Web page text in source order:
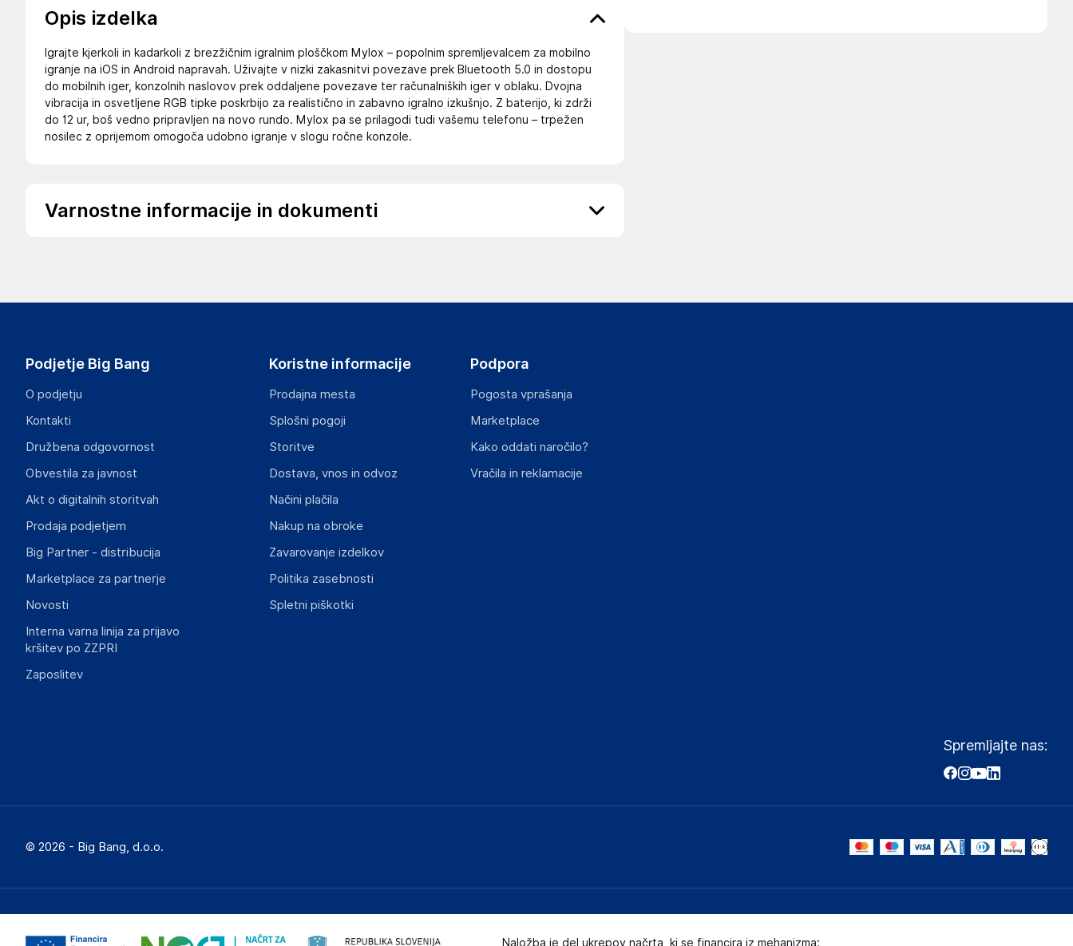
Opis izdelka
Igrajte kjerkoli in kadarkoli z brezžičnim igralnim ploščkom Mylox – popolnim spremljevalcem za mobilno
igranje na iOS in Android napravah. Uživajte v nizki zakasnitvi povezave prek Bluetooth 5.0 in dostopu
do mobilnih iger, konzolnih naslovov prek oddaljene povezave ter računalniških iger v oblaku. Dvojna
vibracija in osvetljene RGB tipke poskrbijo za realistično in zabavno igralno izkušnjo. Z baterijo, ki zdrži
do 12 ur, boš vedno pripravljen na novo rundo. Mylox pa se prilagodi tudi vašemu telefonu – trpežen
nosilec z oprijemom omogoča udobno igranje v slogu ročne konzole.
Varnostne informacije in dokumenti
pc@trust.com
Gospodarski subjekt s sedežem v EU, ki zagotavlja skladnost izdelka z zahtevanimi predpisi.
Laan van Barcelona 600, 3317 Dordrecht
The Netherlands
Slike o varnosti izdelka
Slike o varnosti izdelka vsebujejo opozorila na embalaži izdelka in lahko vključujejo ključne varnostne
Podjetje Big Bang
O podjetju
Kontakti
Družbena odgovornost
Obvestila za javnost
Akt o digitalnih storitvah
Prodaja podjetjem
Big Partner - distribucija
Marketplace za partnerje
Novosti
Interna varna linija za prijavo
kršitev po ZZPRI
Zaposlitev
Koristne informacije
Prodajna mesta
Splošni pogoji
Storitve
Dostava, vnos in odvoz
Načini plačila
Nakup na obroke
Zavarovanje izdelkov
Politika zasebnosti
Spletni piškotki
Podpora
Pogosta vprašanja
Marketplace
Kako oddati naročilo?
Vračila in reklamacije
Spremljajte nas:
© 2026 - Big Bang, d.o.o.
Naložba je del ukrepov načrta, ki se financira iz mehanizma: